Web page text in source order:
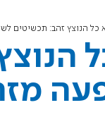
כל הנוצץ זהב: תכשיטים